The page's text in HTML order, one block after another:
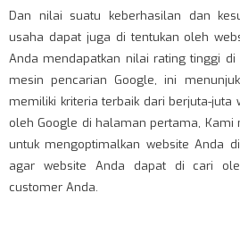
Dan nilai suatu keberhasilan dan
usaha dapat juga di tentukan oleh
Anda mendapatkan nilai rating tinggi
mesin pencarian Google, ini
memiliki kriteria terbaik dari berjuta-juta
oleh Google di halaman pertama,
untuk mengoptimalkan website Anda
agar website Anda dapat di cari
customer Anda.